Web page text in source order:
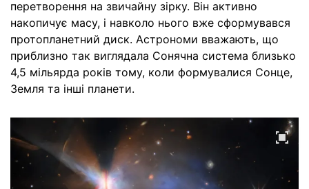
перетворення на звичайну зірку. Він активно
накопичує масу, і навколо нього вже сформувався
протопланетний диск. Астрономи вважають, що
приблизно так виглядала Сонячна система близько
4,5 мільярда років тому, коли формувалися Сонце,
Земля та інші планети.